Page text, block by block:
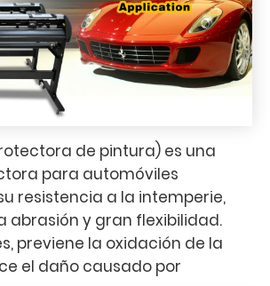
de pintura) es una
para automóviles
resistencia a la intemperie,
abrasión y gran flexibilidad.
previene la oxidación de la
el daño causado por